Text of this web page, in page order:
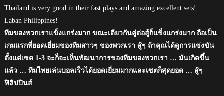
Thailand is very good in their fast plays and amazing excellent sets!
Laban Philippines!
ทีมของพวกเราแข็งแกร่งมาก ขณะเดียวกันคู่ต่อสู้ก็แข็งแกร่งมาก ถือเป็น
เกมแรกที่ยอดเยี่ยมของทีมสาวๆ ของพวกเรา สู้ๆ ถ้าคุณได้ดูการแข่งขัน
ตั้งแต่เซต 1-3 จะก็จะเห็นพัฒนาการของทีมของพวกเรา … มันเกิดขึ้น
แล้ว … ทีมไทยเล่นบอลเร็วได้ยอดเยี่ยมมากและเซตก็สุดยอด … สู้ๆ
ฟิลิปปินส์